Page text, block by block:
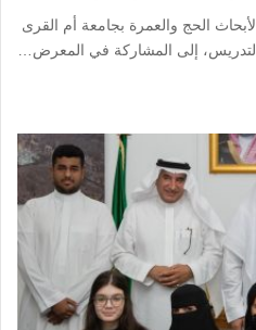
الحج والعمرة بجامعة أم القرى
التدريس، إلى المشاركة في المعرض…